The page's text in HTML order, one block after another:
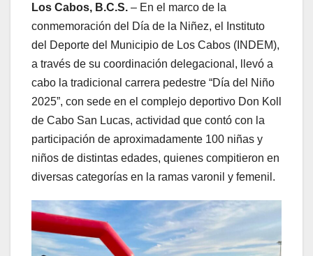
Los Cabos, B.C.S. – En el marco de la
conmemoración del Día de la Niñez, el Instituto
del Deporte del Municipio de Los Cabos (INDEM),
a través de su coordinación delegacional, llevó a
cabo la tradicional carrera pedestre “Día del Niño
2025”, con sede en el complejo deportivo Don Koll
de Cabo San Lucas, actividad que contó con la
participación de aproximadamente 100 niñas y
niños de distintas edades, quienes compitieron en
diversas categorías en la ramas varonil y femenil.